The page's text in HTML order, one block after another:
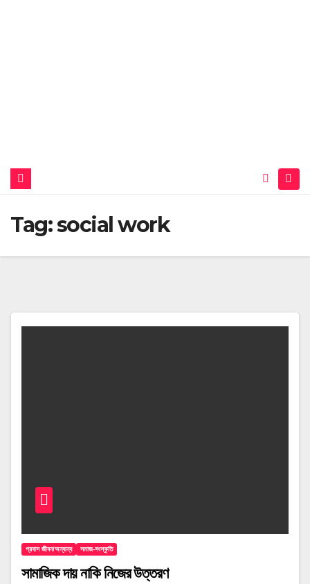
Tag:social work
প্রবাস জীবন/অন্যান্য সমাজ-সংস্কৃতি
সামাজিক দায় নাকি নিজের উত্তরণ